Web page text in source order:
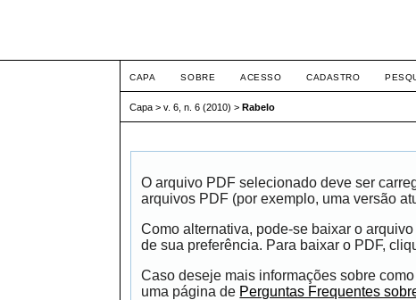
CAPA SOBRE ACESSO CADASTRO
Capa >v. 6, n. 6 (2010) >Rabelo
O arquivo PDF selecionado deve ser
arquivos PDF (por exemplo, uma versão
Como alternativa, pode-se baixar o
de sua preferência. Para baixar o PDF,
Caso deseje mais informações sobre
uma página de Perguntas Frequentes